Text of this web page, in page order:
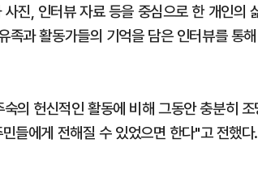
진, 인터뷰 자료 등을 중심으로 한 개인의
족과 활동가들의 기억을 담은 인터뷰를 통
의 헌신적인 활동에 비해 그동안 충분히
들에게 전해질 수 있었으면 한다"고 전했다.